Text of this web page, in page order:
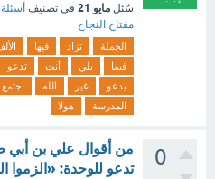
سُئل مايو 21 في تصنيف
مفتاح النجاح
الجملة تزاد فيها
فيما
يلي أنت تدعو
يدعو
غير الله اجتمع
المدرسة
هولا
0
من أقوال علي بن أبي
تدعو للوحدة: «الزموا